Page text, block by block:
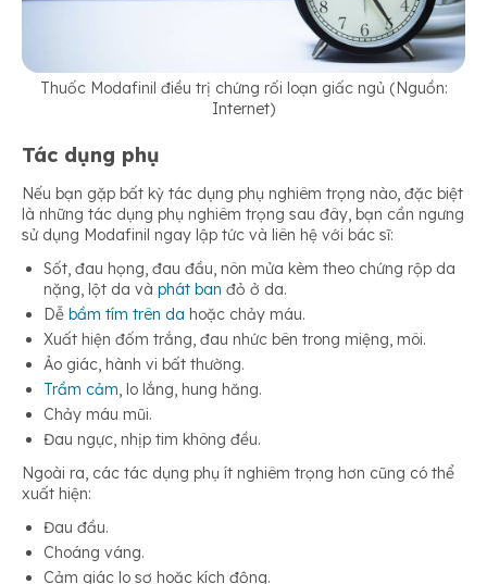
Thuốc Modafinil điều trị chứng rối loạn giấc ngủ (Nguồn:
Internet)
Tác dụng phụ
Nếu bạn gặp bất kỳ tác dụng phụ nghiêm trọng nào, đặc biệt
là những tác dụng phụ nghiêm trọng sau đây, bạn cần ngưng
sử dụng Modafinil ngay lập tức và liên hệ với bác sĩ:
Sốt, đau họng, đau đầu, nôn mửa kèm theo chứng rộp da
nặng, lột da và phát ban đỏ ở da.
Dễ bầm tím trên da hoặc chảy máu.
Xuất hiện đốm trắng, đau nhức bên trong miệng, môi.
Ảo giác, hành vi bất thường.
Trầm cảm, lo lắng, hung hăng.
Chảy máu mũi.
Đau ngực, nhịp tim không đều.
Ngoài ra, các tác dụng phụ ít nghiêm trọng hơn cũng có thể
xuất hiện:
Đau đầu.
Choáng váng.
Cảm giác lo sợ hoặc kích động.